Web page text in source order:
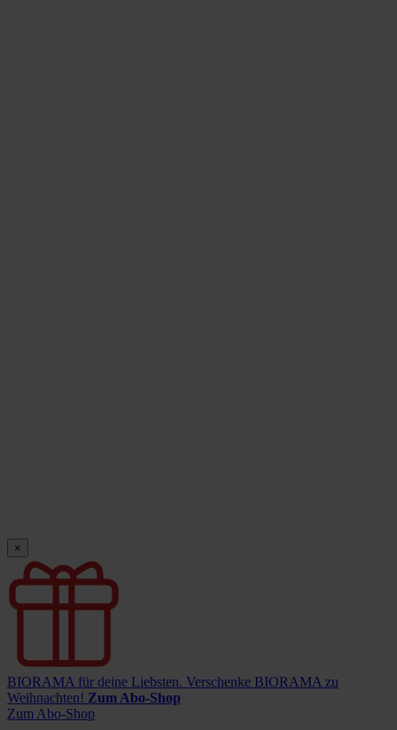
×
BIORAMA für deine Liebsten. Verschenke BIORAMA zu
Weihnachten! Zum Abo-Shop
Zum Abo-Shop